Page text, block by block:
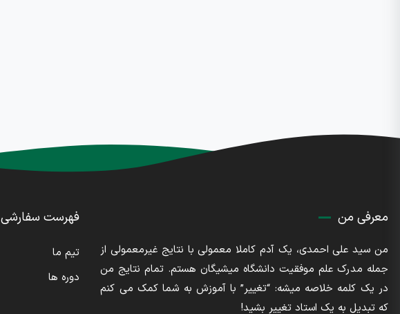
معرفی من
من سید علی احمدی، یک آدم کاملا معمولی با نتایج غیرمعمولی از
جمله مدرک علم موفقیت دانشگاه میشیگان هستم. تمام نتایج من
در یک کلمه خلاصه میشه: “تغییر” با آموزش به شما کمک می کنم
که تبدیل به یک استاد تغییر بشید!
فهرست سفارشی
تیم ما
دوره ها